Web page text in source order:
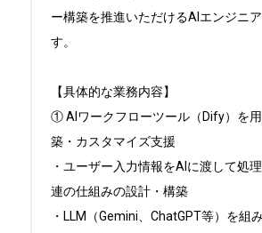
ー構築を推進いただけるAIエンジニ
す。
【具体的な業務内容】
① AIワークフローツール（Dify）を
築・カスタマイズ支援
・ユーザー入力情報をAIに渡して処
連の仕組みの設計・構築
・LLM（Gemini、ChatGPT等）を組